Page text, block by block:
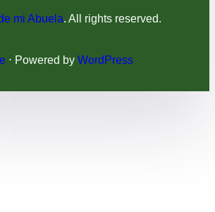
mi Abuela. All rights reserved.
⋅ Powered by WordPress